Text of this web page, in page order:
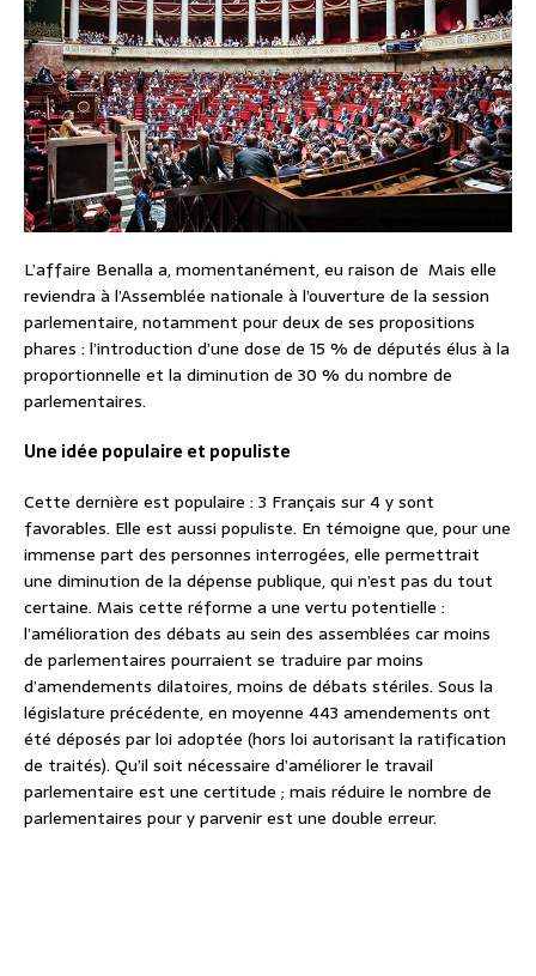
L’affaire Benalla a, momentanément, eu raison de Mais elle
reviendra à l’Assemblée nationale à l’ouverture de la session
parlementaire, notamment pour deux de ses propositions
phares : l’introduction d’une dose de 15 % de députés élus à la
proportionnelle et la diminution de 30 % du nombre de
parlementaires.
Une idée populaire et populiste
Cette dernière est populaire : 3 Français sur 4 y sont
favorables. Elle est aussi populiste. En témoigne que, pour une
immense part des personnes interrogées, elle permettrait
une diminution de la dépense publique, qui n’est pas du tout
certaine. Mais cette réforme a une vertu potentielle :
l’amélioration des débats au sein des assemblées car moins
de parlementaires pourraient se traduire par moins
d’amendements dilatoires, moins de débats stériles. Sous la
législature précédente, en moyenne 443 amendements ont
été déposés par loi adoptée (hors loi autorisant la ratification
de traités). Qu’il soit nécessaire d’améliorer le travail
parlementaire est une certitude ; mais réduire le nombre de
parlementaires pour y parvenir est une double erreur.